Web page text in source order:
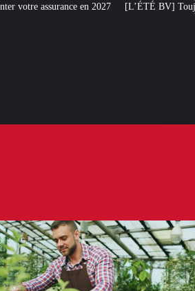
[L’ÉTÉ BV] Toujours plus de taxes : la